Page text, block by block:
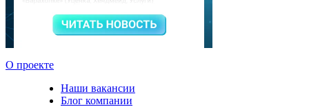
О проекте
Наши вакансии
Блог компании